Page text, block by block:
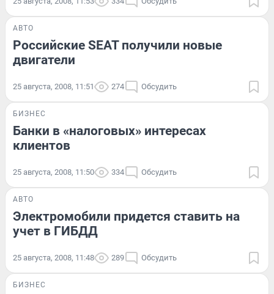
АВТО
Российские SEAT получили новые
двигатели
25 августа, 2008, 11:51 274 Обсудить
БИЗНЕС
Банки в «налоговых» интересах
клиентов
25 августа, 2008, 11:50 334 Обсудить
АВТО
Электромобили придется ставить на
учет в ГИБДД
25 августа, 2008, 11:48 289 Обсудить
БИЗНЕС